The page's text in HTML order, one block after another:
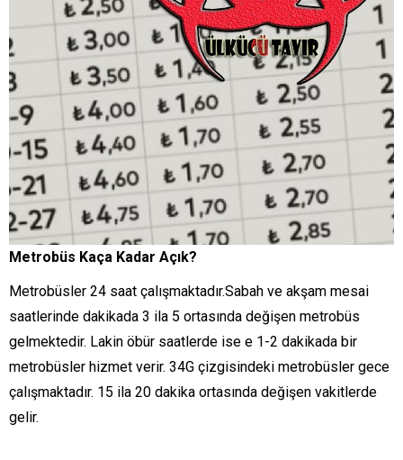
Metrobüs Kaça Kadar Açık?
Metrobüsler 24 saat çalışmaktadır.Sabah ve akşam mesai
saatlerinde dakikada 3 ila 5 ortasında değişen metrobüs
gelmektedir. Lakin öbür saatlerde ise e 1-2 dakikada bir
metrobüsler hizmet verir. 34G çizgisindeki metrobüsler gece
çalışmaktadır. 15 ila 20 dakika ortasında değişen vakitlerde
gelir.